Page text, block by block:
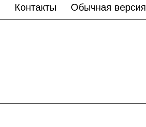
Контакты Обычная версия